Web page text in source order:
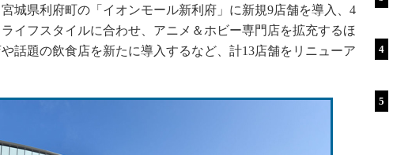
城県利府町の「イオンモール新利府」に新規9店舗を導入、4
イフスタイルに合わせ、アニメ＆ホビー専門店を拡充するほ
話題の飲食店を新たに導入するなど、計13店舗をリニューア